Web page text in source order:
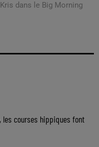
dans le Big Morning
les courses hippiques font